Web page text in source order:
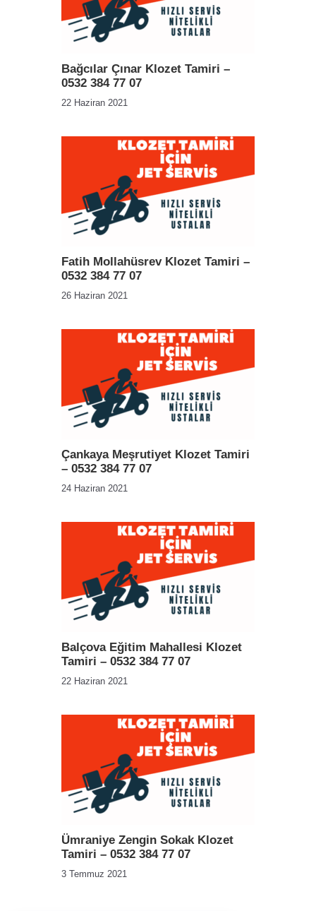
Bağcılar Çınar Klozet Tamiri –
0532 384 77 07
22 Haziran 2021
Fatih Mollahüsrev Klozet Tamiri –
0532 384 77 07
26 Haziran 2021
Çankaya Meşrutiyet Klozet Tamiri
– 0532 384 77 07
24 Haziran 2021
Balçova Eğitim Mahallesi Klozet
Tamiri – 0532 384 77 07
22 Haziran 2021
Ümraniye Zengin Sokak Klozet
Tamiri – 0532 384 77 07
3 Temmuz 2021